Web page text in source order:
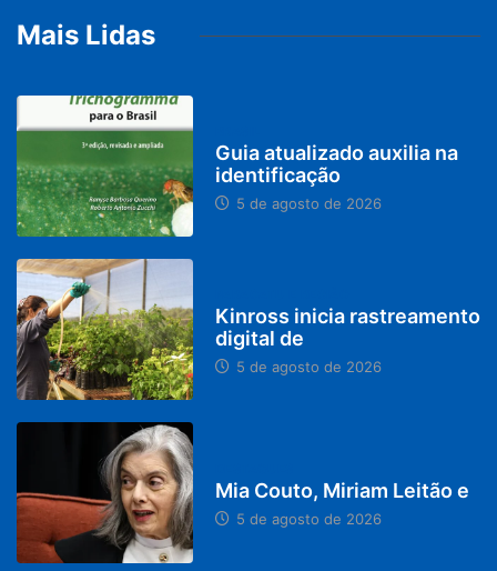
Mais Lidas
Guia atualizado auxilia na
identificação
5 de agosto de 2026
Kinross inicia rastreamento
digital de
5 de agosto de 2026
Mia Couto, Miriam Leitão e
5 de agosto de 2026